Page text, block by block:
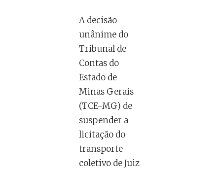
A decisão
unânime do
Tribunal de
Contas do
Estado de
Minas Gerais
(TCE-MG) de
suspender a
licitação do
transporte
coletivo de Juiz